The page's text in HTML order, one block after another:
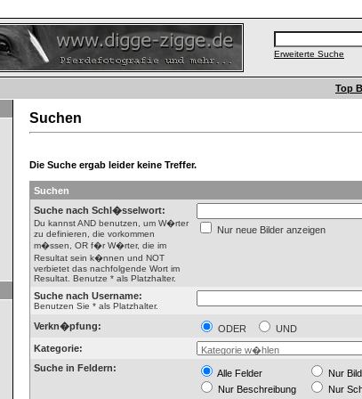
Erweiterte Suche
Top
Suchen
Die Suche ergab leider keine Treffer.
Suchen
Suche nach Schl�sselwort:
Du kannst AND benutzen, um W�rter
zu definieren, die vorkommen
m�ssen, OR f�r W�rter, die im
Resultat sein k�nnen und NOT
verbietet das nachfolgende Wort im
Resultat. Benutze * als Platzhalter.
Nur neue Bilder anzeigen
Suche nach Username:
Benutzen Sie * als Platzhalter.
Verkn�pfung: ODER
UND
Kategorie:
Suche in Feldern:
Alle Felder
Nur
Nur Beschreibung
Nur